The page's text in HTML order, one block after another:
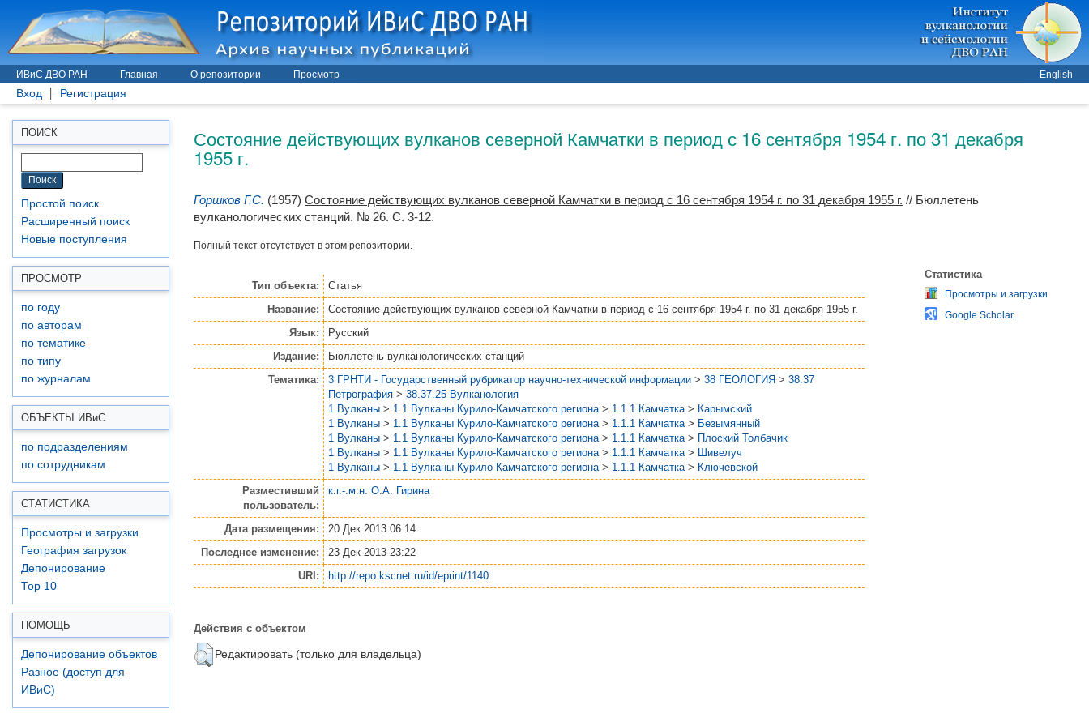
ИВиС ДВО РАН Главная О репозитории Просмотр English
Вход Регистрация
ПОИСК
Простой поиск
Расширенный поиск
Новые поступления
ПРОСМОТР
по году
по авторам
по тематике
по типу
по журналам
ОБЪЕКТЫ ИВиС
по подразделениям
по сотрудникам
СТАТИСТИКА
Просмотры и загрузки
География загрузок
Депонирование
Top 10
ПОМОЩЬ
Депонирование объектов
Разное (доступ для
ИВиС)
Состояние действующих вулканов северной Камчатки в период с 16 сентября 1954 г. по 31 декабря
1955 г.
Горшков Г.С. (1957) Состояние действующих вулканов северной Камчатки в период с 16 сентября 1954 г. по 31 декабря 1955 г. // Бюллетень
вулканологических станций. № 26. С. 3-12.
Полный текст отсутствует в этом репозитории.
Тип объекта:
Статья
Название:
Состояние действующих вулканов северной Камчатки в период с 16 сентября 1954 г. по 31 декабря 1955 г.
Язык:
Русский
Издание:
Бюллетень вулканологических станций
Тематика:
3 ГРНТИ - Государственный рубрикатор научно-технической информации > 38 ГЕОЛОГИЯ > 38.37
Петрография > 38.37.25 Вулканология
1 Вулканы > 1.1 Вулканы Курило-Камчатского региона > 1.1.1 Камчатка > Карымский
1 Вулканы > 1.1 Вулканы Курило-Камчатского региона > 1.1.1 Камчатка > Безымянный
1 Вулканы > 1.1 Вулканы Курило-Камчатского региона > 1.1.1 Камчатка > Плоский Толбачик
1 Вулканы > 1.1 Вулканы Курило-Камчатского региона > 1.1.1 Камчатка > Шивелуч
1 Вулканы > 1.1 Вулканы Курило-Камчатского региона > 1.1.1 Камчатка > Ключевской
Разместивший
пользователь:
к.г.-.м.н. О.А. Гирина
Дата размещения:
20 Дек 2013 06:14
Последнее изменение:
23 Дек 2013 23:22
URI:
http://repo.kscnet.ru/id/eprint/1140
Действия с объектом
Редактировать (только для владельца)
Статистика
Просмотры и загрузки
Google Scholar